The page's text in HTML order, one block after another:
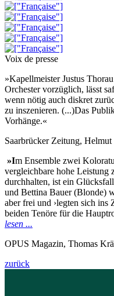
Voix de presse
»Kapellmeister Justus
Orchester vorzüglich, lässt
wenn nötig auch diskret
zu inszenieren. (...)Das
Vorhänge.«
Saarbrücker Zeitung,
»Im Ensemble zwei
vergleichbare hohe Leistung
durchhalten, ist ein
und Bettina Bauer (Blonde)
aber frei und ›legten sich ins
beiden Tenöre für die
lesen ...
OPUS Magazin, Thomas
zurück